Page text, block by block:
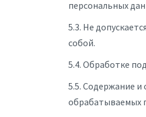
персональных
5.3. Не
собой.
5.4. Обработке
5.5. Содержание
обрабатываемых